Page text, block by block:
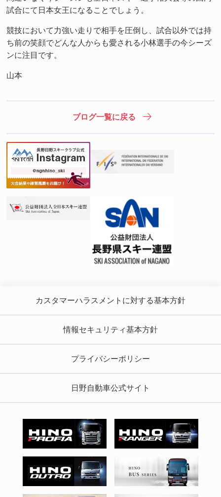
試合にて日本女王になることでしょう。
競技において力強い走りで相手を圧倒し、試合以外では持
ち前の笑顔でどんな人からも愛される小林選手の今シーズ
ンに注目です。
山本
ブログ一覧に戻る
カスタマーハラスメントに対する基本方針
情報セキュリティ基本方針
プライバシーポリシー
日野自動車公式サイト